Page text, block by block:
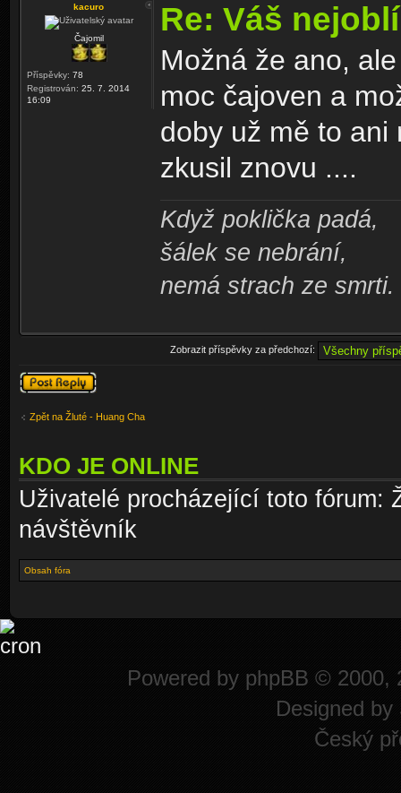
kacuro
Čajomil
Příspěvky: 78
Registrován: 25. 7. 2014
16:09
Re: Váš
Možná že ano,
moc čajoven a
doby už mě to ani
zkusil znovu ....
Když poklička padá,
šálek se nebrání,
nemá strach ze smrti.
Zobrazit příspěvky za předchozí:
Odeslat odpověď
Zpět na Žluté - Huang Cha
KDO JE ONLINE
Uživatelé procházející toto fórum:
návštěvník
Obsah fóra
Powered by phpBB © 2000,
Designed by
Český